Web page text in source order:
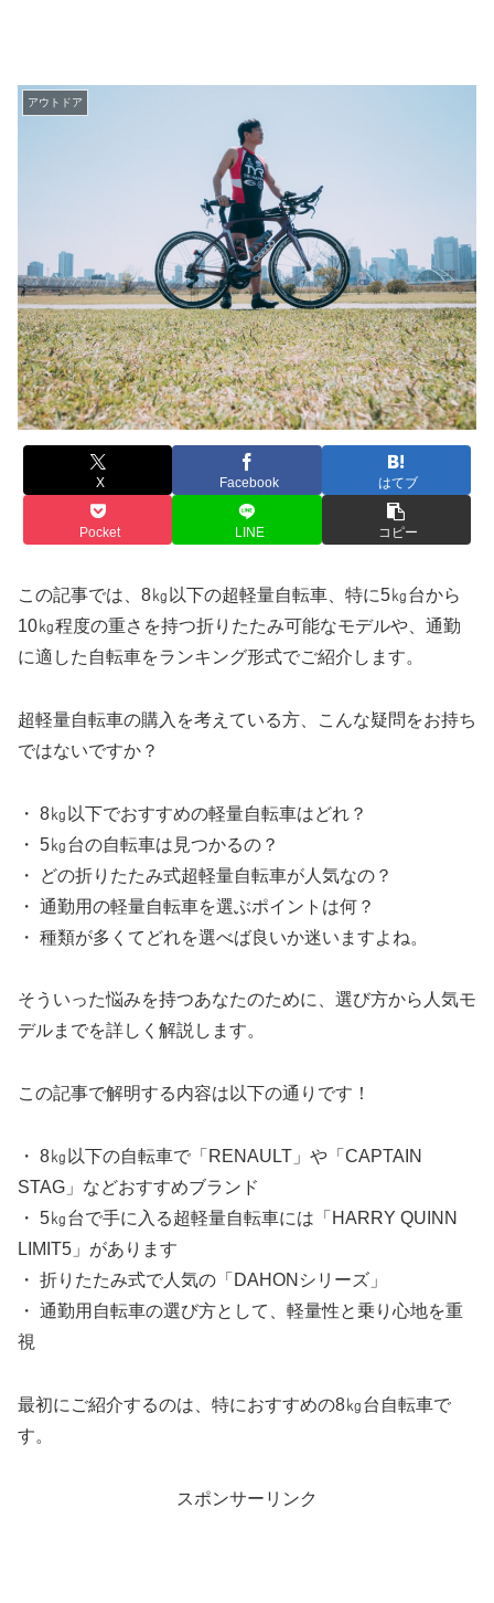
アウトドア
X Facebook はてブ
Pocket LINE コピー
この記事では、8㎏以下の超軽量自転車、特に5㎏台から
10㎏程度の重さを持つ折りたたみ可能なモデルや、通勤
に適した自転車をランキング形式でご紹介します。
超軽量自転車の購入を考えている方、こんな疑問をお持ち
ではないですか？
・ 8㎏以下でおすすめの軽量自転車はどれ？
・ 5㎏台の自転車は見つかるの？
・ どの折りたたみ式超軽量自転車が人気なの？
・ 通勤用の軽量自転車を選ぶポイントは何？
・ 種類が多くてどれを選べば良いか迷いますよね。
そういった悩みを持つあなたのために、選び方から人気モ
デルまでを詳しく解説します。
この記事で解明する内容は以下の通りです！
・ 8㎏以下の自転車で「RENAULT」や「CAPTAIN
STAG」などおすすめブランド
・ 5㎏台で手に入る超軽量自転車には「HARRY QUINN
LIMIT5」があります
・ 折りたたみ式で人気の「DAHONシリーズ」
・ 通勤用自転車の選び方として、軽量性と乗り心地を重
視
最初にご紹介するのは、特におすすめの8㎏台自転車で
す。
スポンサーリンク